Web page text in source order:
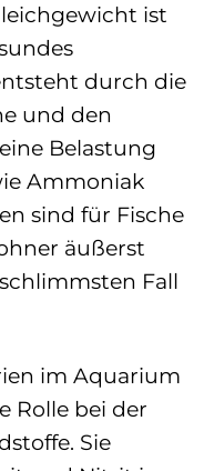
ist
durch die
und den
Belastung
Ammoniak
sind für Fische
äußerst
Fall
im Aquarium
Rolle bei der
Sie